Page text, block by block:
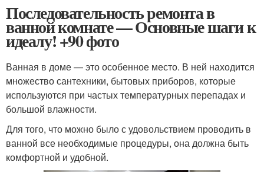
Последовательность ремонта в
ванной комнате — Основные шаги к
идеалу! +90 фото
Ванная в доме — это особенное место. В ней находится
множество сантехники, бытовых приборов, которые
используются при частых температурных перепадах и
большой влажности.
Для того, что можно было с удовольствием проводить в
ванной все необходимые процедуры, она должна быть
комфортной и удобной.